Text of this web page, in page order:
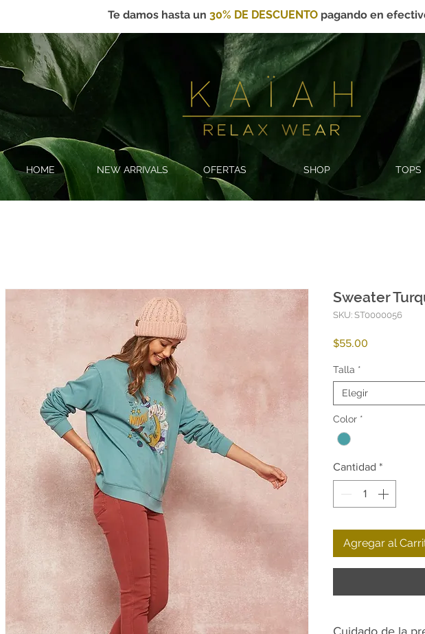
Te damos hasta un 30% DE DESCUENTO pagando en
Sweater
SKU: ST0000056
$55.00
Talla *
Elegir
Color *
Cantidad *
Agregar al
HOME NEW ARRIVALS OFERTAS SHOP TOPS